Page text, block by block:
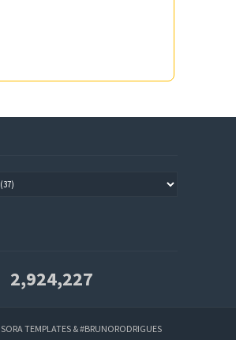
2,924,227
SORA TEMPLATES&#BRUNORODRIGUES